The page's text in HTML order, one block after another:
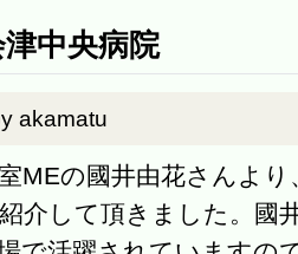
中央病院
akamatu
MEの國井由花さんよ
介して頂きました。國